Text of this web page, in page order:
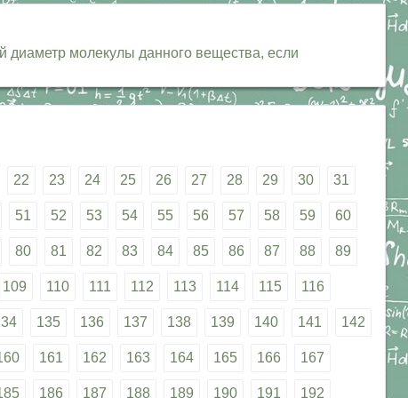
молекулы данного вещества, если
22 23 24 25 26 27 28 29 30 31
51 52 53 54 55 56 57 58 59 60
80 81 82 83 84 85 86 87 88 89
109 110 111 112 113 114 115 116
135 136 137 138 139 140 141 142
161 162 163 164 165 166 167
186 187 188 189 190 191 192